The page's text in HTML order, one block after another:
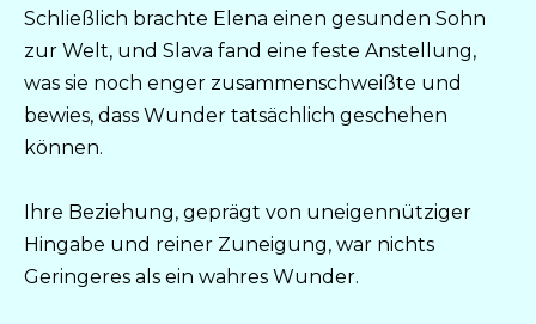
Schließlich brachte Elena einen gesunden Sohn
zur Welt, und Slava fand eine feste Anstellung,
was sie noch enger zusammenschweißte und
bewies, dass Wunder tatsächlich geschehen
können.
Ihre Beziehung, geprägt von uneigennütziger
Hingabe und reiner Zuneigung, war nichts
Geringeres als ein wahres Wunder.